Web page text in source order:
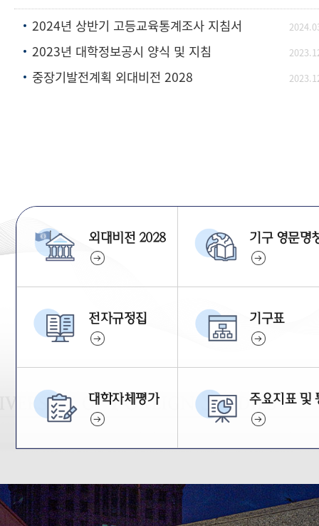
2024년 상반기 고등교육통계조사 지침서
2023년 대학정보공시 양식 및 지침
중장기발전계획 외대비전 2028
외대비전 2028 기구 영문명
전자규정집 기구표
대학자체평가 주요지표 및